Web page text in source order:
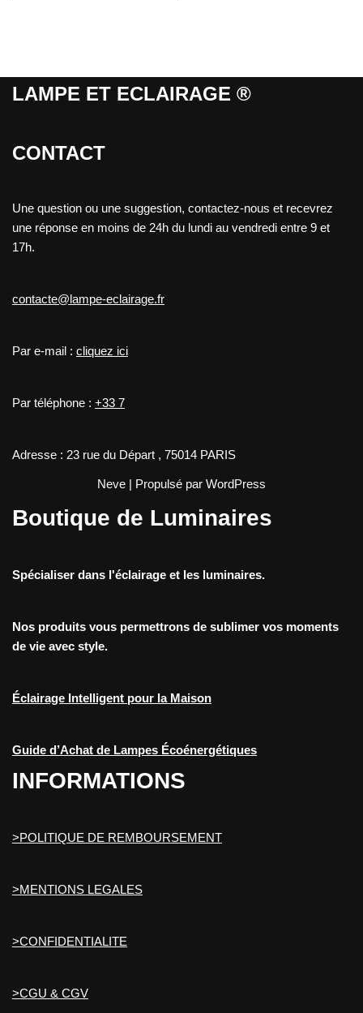
LAMPE ET ECLAIRAGE ®
CONTACT
Une question ou une suggestion, contactez-nous et recevrez
une réponse en moins de 24h du lundi au vendredi entre 9 et
17h.
contacte@lampe-eclairage.fr
Par e-mail : cliquez ici
Par téléphone : +33 7
Adresse : 23 rue du Départ , 75014 PARIS
Neve | Propulsé par WordPress
Boutique de Luminaires
Spécialiser dans l'éclairage et les luminaires.
Nos produits vous permettrons de sublimer vos moments
de vie avec style.
Éclairage Intelligent pour la Maison
Guide d’Achat de Lampes Écoénergétiques
INFORMATIONS
>POLITIQUE DE REMBOURSEMENT
>MENTIONS LEGALES
>CONFIDENTIALITE
>CGU & CGV